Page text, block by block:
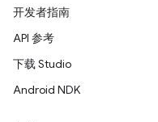
开发者指南
API 参考
下载 Studio
Android NDK